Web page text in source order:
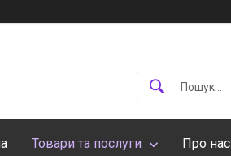
Товари та послуги Про нас